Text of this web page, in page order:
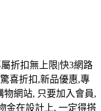
折扣無上限|快3網路
喜折扣,新品優惠,專
網站, 只要加入會員,
金在設計上, 一定得搭